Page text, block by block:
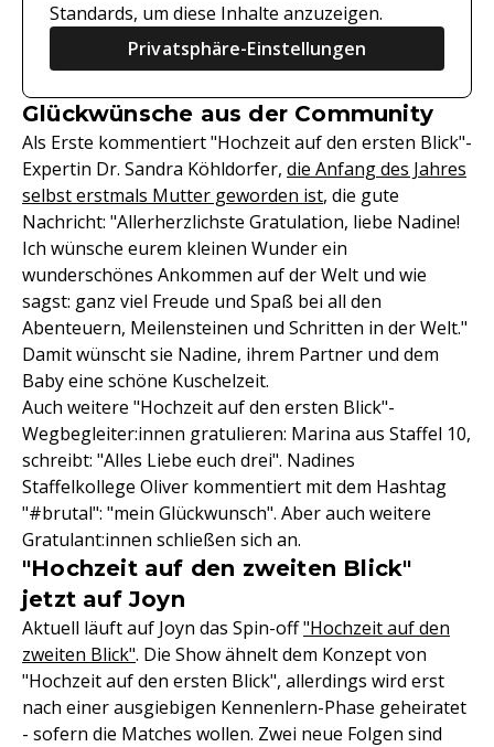
Standards, um diese Inhalte anzuzeigen.
Privatsphäre-Einstellungen
Glückwünsche aus der Community
Als Erste kommentiert "Hochzeit auf den ersten Blick"-
Expertin Dr. Sandra Köhldorfer, die Anfang des Jahres
selbst erstmals Mutter geworden ist, die gute
Nachricht: "Allerherzlichste Gratulation, liebe Nadine!
Ich wünsche eurem kleinen Wunder ein
wunderschönes Ankommen auf der Welt und wie
sagst: ganz viel Freude und Spaß bei all den
Abenteuern, Meilensteinen und Schritten in der Welt."
Damit wünscht sie Nadine, ihrem Partner und dem
Baby eine schöne Kuschelzeit.
Auch weitere "Hochzeit auf den ersten Blick"-
Wegbegleiter:innen gratulieren: Marina aus Staffel 10,
schreibt: "Alles Liebe euch drei". Nadines
Staffelkollege Oliver kommentiert mit dem Hashtag
"#brutal": "mein Glückwunsch". Aber auch weitere
Gratulant:innen schließen sich an.
"Hochzeit auf den zweiten Blick"
jetzt auf Joyn
Aktuell läuft auf Joyn das Spin-off"Hochzeit auf den
zweiten Blick". Die Show ähnelt dem Konzept von
"Hochzeit auf den ersten Blick", allerdings wird erst
nach einer ausgiebigen Kennenlern-Phase geheiratet
- sofern die Matches wollen. Zwei neue Folgen sind